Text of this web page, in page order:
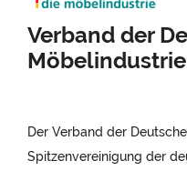
Verband der
Möbelindustrie
Der Verband der
Spitzenvereinigung der